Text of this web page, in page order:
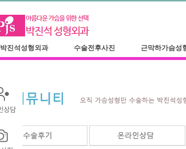
박진석성형외과 수술전후사진 근막하가슴성